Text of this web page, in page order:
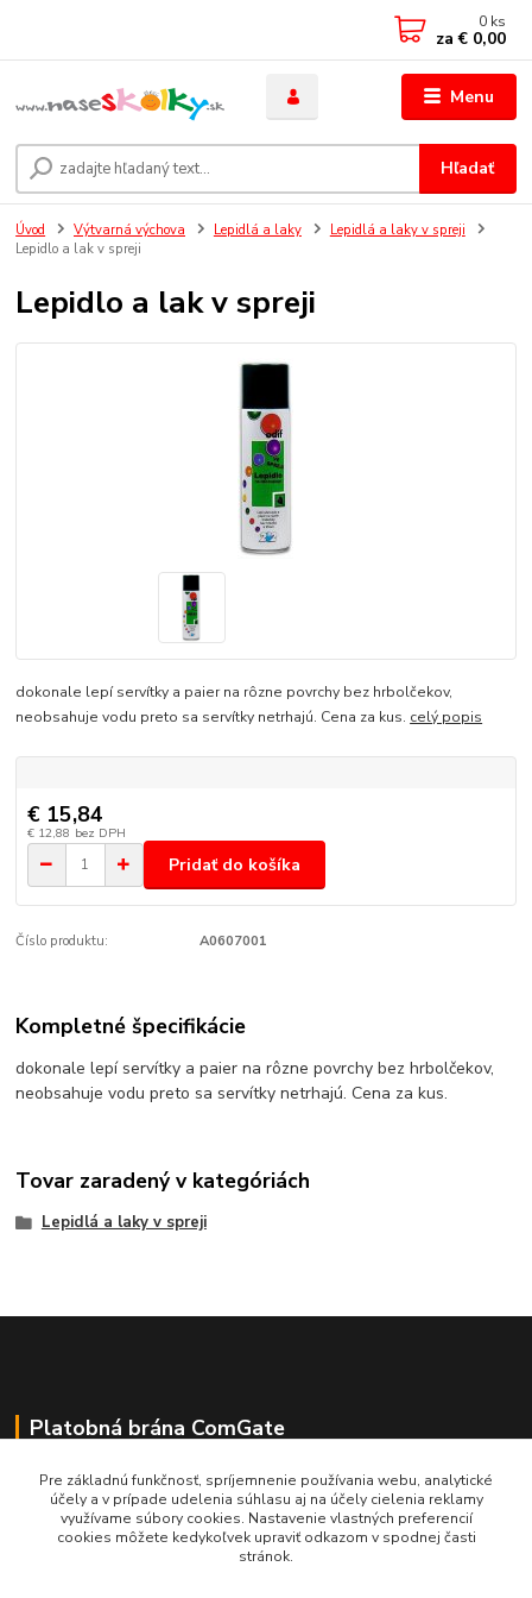
Menu
Hľadať
0 ks
za € 0,00
Úvod Výtvarná výchova Lepidlá a laky
Lepidlá a laky v spreji
Lepidlo a lak v spreji
Lepidlo a lak v spreji
dokonale lepí servítky a paier na rôzne povrchy bez hrbolčekov,
neobsahuje vodu preto sa servítky netrhajú. Cena za kus. celý popis
€ 15,84
€ 12,88 bez DPH
Pridať do košíka
Číslo produktu: A0607001
Kompletné špecifikácie
dokonale lepí servítky a paier na rôzne povrchy bez hrbolčekov,
neobsahuje vodu preto sa servítky netrhajú. Cena za kus.
Tovar zaradený v kategóriách
Lepidlá a laky v spreji
Platobná brána ComGate
Pre základnú funkčnosť, spríjemnenie používania webu, analytické
účely a v prípade udelenia súhlasu aj na účely cielenia reklamy
využívame súbory cookies. Nastavenie vlastných preferencií
cookies môžete kedykoľvek upraviť odkazom v spodnej časti
stránok.